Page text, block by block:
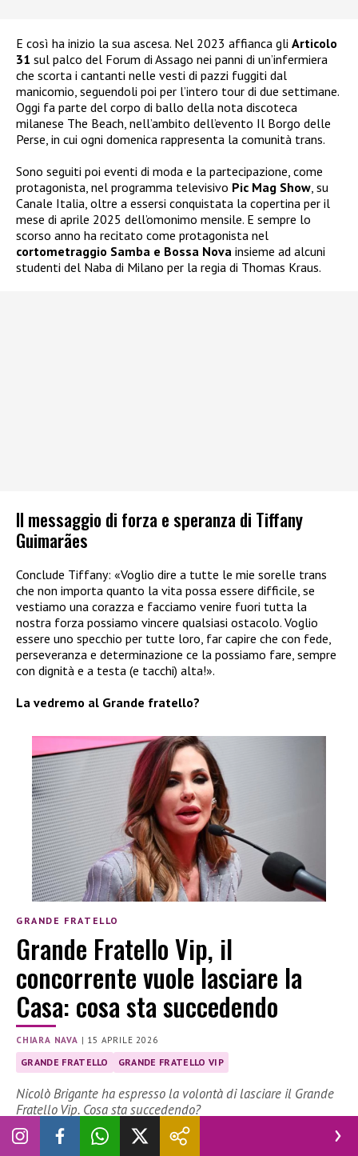
E così ha inizio la sua ascesa. Nel 2023 affianca gli Articolo
31 sul palco del Forum di Assago nei panni di un’infermiera
che scorta i cantanti nelle vesti di pazzi fuggiti dal
manicomio, seguendoli poi per l’intero tour di due settimane.
Oggi fa parte del corpo di ballo della nota discoteca
milanese The Beach, nell’ambito dell’evento Il Borgo delle
Perse, in cui ogni domenica rappresenta la comunità trans.
Sono seguiti poi eventi di moda e la partecipazione, come
protagonista, nel programma televisivo Pic Mag Show , su
Canale Italia, oltre a essersi conquistata la copertina per il
mese di aprile 2025 dell’omonimo mensile. E sempre lo
scorso anno ha recitato come protagonista nel
cortometraggio Samba e Bossa Nova insieme ad alcuni
studenti del Naba di Milano per la regia di Thomas Kraus.
Il messaggio di forza e speranza di Tiffany
Guimarães
Conclude Tiffany: «Voglio dire a tutte le mie sorelle trans
che non importa quanto la vita possa essere difficile, se
vestiamo una corazza e facciamo venire fuori tutta la
nostra forza possiamo vincere qualsiasi ostacolo. Voglio
essere uno specchio per tutte loro, far capire che con fede,
perseveranza e determinazione ce la possiamo fare, sempre
con dignità e a testa (e tacchi) alta!».
La vedremo al Grande fratello?
GRANDE FRATELLO
Grande Fratello Vip, il
concorrente vuole lasciare la
Casa: cosa sta succedendo
CHIARA NAVA | 15 APRILE 2026
GRANDE FRATELLO GRANDE FRATELLO VIP
Nicolò Brigante ha espresso la volontà di lasciare il Grande
Fratello Vip. Cosa sta succedendo?
Nicolò Brigante lascia la casa del Grande Fratello Vip? Il